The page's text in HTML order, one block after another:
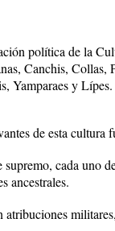
política de la
Canchis, Collas,
Yamparaes y Lípes.
de esta cultura
cada uno
ancestrales.
atribuciones